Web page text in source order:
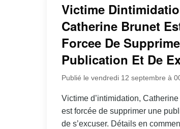
Victime
Catherine Brunet
Forcee De
Publication Et De
Publié le vendredi 12 septembre à
Victime d’intimidation,
est forcée de supprimer une
de s’excuser. Détails en